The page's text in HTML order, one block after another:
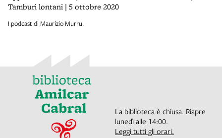
Tamburi lontani | 5 ottobre 2020
I podcast di Maurizio Murru.
La biblioteca è chiusa. Riapre
lunedì alle 14:00.
Leggi tutti gli orari.